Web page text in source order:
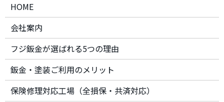
HOME
会社案内
フジ鈑金が選ばれる5つの理由
鈑金・塗装ご利用のメリット
保険修理対応工場（全損保・共済対応）